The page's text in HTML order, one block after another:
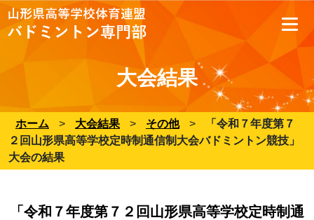
大会結果
ホーム > 大会結果 > その他 >
「令和７年度第７
２回山形県高等学校定時制通信制大会バドミントン競技」
大会の結果
「令和７年度第７２回山形県高等学校定時制通